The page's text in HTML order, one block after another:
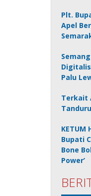
Plt.
Apel
Palu
Terkait
KETUM
Bupati
Bone
Power’